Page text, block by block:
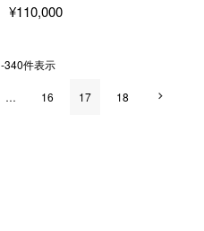
¥110,000
-340件表示
… 16 17 18